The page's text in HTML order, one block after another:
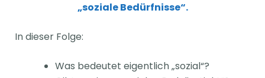
„soziale Bedürfnisse“.
In dieser Folge:
Was bedeutet eigentlich „sozial“?